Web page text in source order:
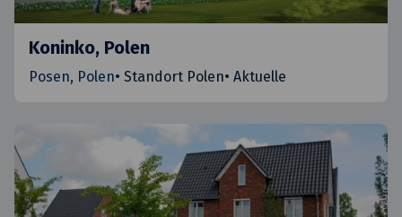
Koninko, Polen
Posen, Polen• Standort Polen• Aktuelle